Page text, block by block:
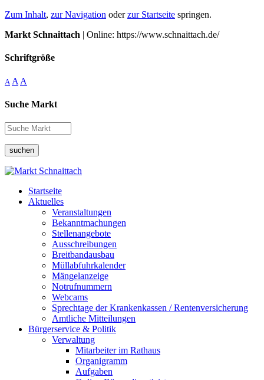
Zum Inhalt, zur Navigation oderzur Startseite springen.
Markt Schnaittach | Online: https://www.schnaittach.de/
Schriftgröße
A A A
Suche Markt
suchen
Startseite
Aktuelles
Veranstaltungen
Bekanntmachungen
Stellenangebote
Ausschreibungen
Breitbandausbau
Müllabfuhrkalender
Mängelanzeige
Notrufnummern
Webcams
Sprechtage der Krankenkassen / Rentenversicherung
Amtliche Mitteilungen
Bürgerservice & Politik
Verwaltung
Mitarbeiter im Rathaus
Organigramm
Aufgaben